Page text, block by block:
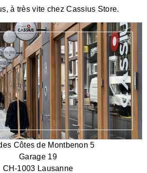
à très vite chez Cassius Store.
Côtes de Montbenon 5
Garage 19
CH-1003 Lausanne